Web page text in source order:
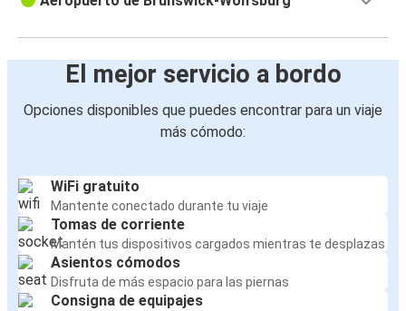
El mejor servicio a bordo
Opciones disponibles que puedes encontrar para un viaje
más cómodo:
WiFi gratuito
Mantente conectado durante tu viaje
Tomas de corriente
Mantén tus dispositivos cargados mientras te desplazas
Asientos cómodos
Disfruta de más espacio para las piernas
Consigna de equipajes